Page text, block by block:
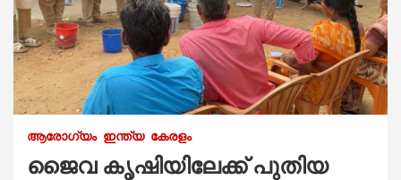
ആരോഗ്യം ഇന്ത്യ കേരളം
ജൈവ കൃഷിയിലേക്ക് പുതിയ